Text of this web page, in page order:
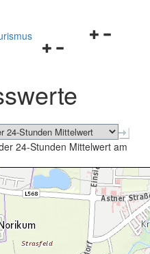
Navigationsmenü
schließen
24-Stunden Mittelwert am